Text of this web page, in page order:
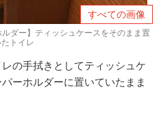
すべての画像
ダー】ティッシュケースをそのまま置
トイレ
の手拭きとしてティッシュケ
ーホルダーに置いていたまま